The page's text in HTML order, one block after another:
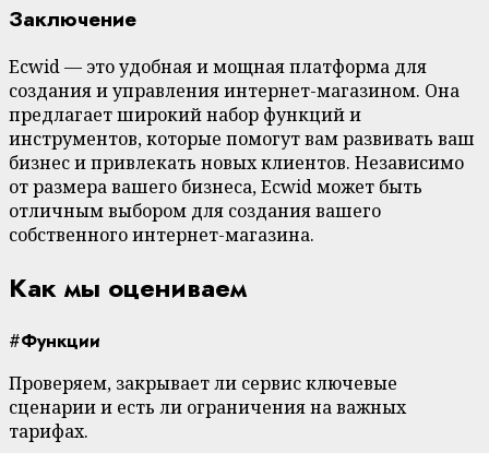
Заключение
Ecwid — это удобная и мощная платформа для
создания и управления интернет-магазином. Она
предлагает широкий набор функций и
инструментов, которые помогут вам развивать ваш
бизнес и привлекать новых клиентов. Независимо
от размера вашего бизнеса, Ecwid может быть
отличным выбором для создания вашего
собственного интернет-магазина.
Как мы оцениваем
#Функции
Проверяем, закрывает ли сервис ключевые
сценарии и есть ли ограничения на важных
тарифах.